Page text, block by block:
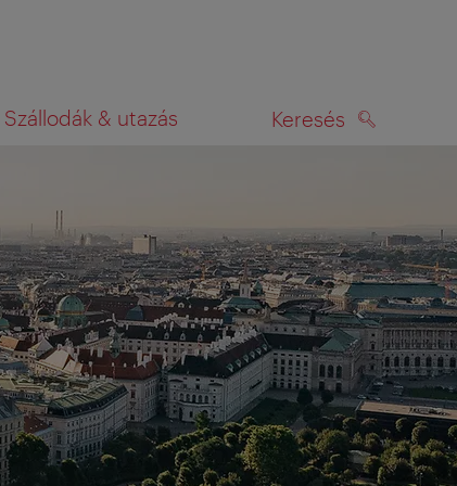
Szállodák & utazás Keresés